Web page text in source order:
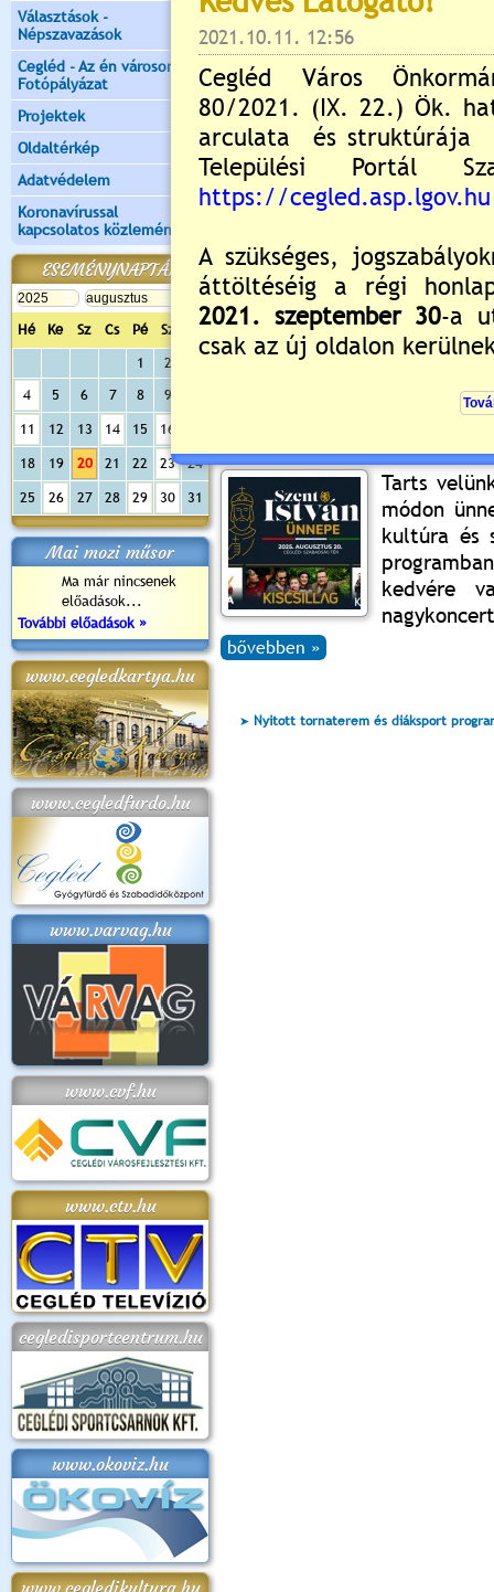
Választások -
Népszavazások
Cegléd - Az én városom -
Fotópályázat
Projektek
Oldaltérkép
Adatvédelem
Koronavírussal
kapcsolatos közlemények
ESEMÉNYNAPTÁR
Hé Ke Sz Cs Pé Sz
Va
1
2
4
5 6 7 8 9
11 12 13 14 15 16
18 19 20 21 22 23 24
25 26 27 28 29 30 31
Mai mozi műsor
Ma már nincsenek
előadások...
További előadások »
www.cegledkartya.hu
www.cegledfurdo.hu
www.varvag.hu
www.cvf.hu
www.ctv.hu
cegledisportcentrum.hu
www.okoviz.hu
www.cegledikultura.hu
Értékelés: 3.4/5
Szent István Ünnepe
Tarts
módon
kultúra és
kedvére
bővebben »
Nyitott tornaterem és diáksport